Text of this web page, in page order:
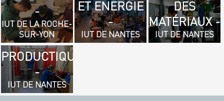
-
IUT DE LA ROCHE-
SUR-YON
ET ENERGIE
-
IUT DE NANTES
DES
MATÉRIAUX -
IUT DE NANTES
- GÉNIE
MÉCANIQUE
ET
PRODUCTIQUE
-
IUT DE NANTES